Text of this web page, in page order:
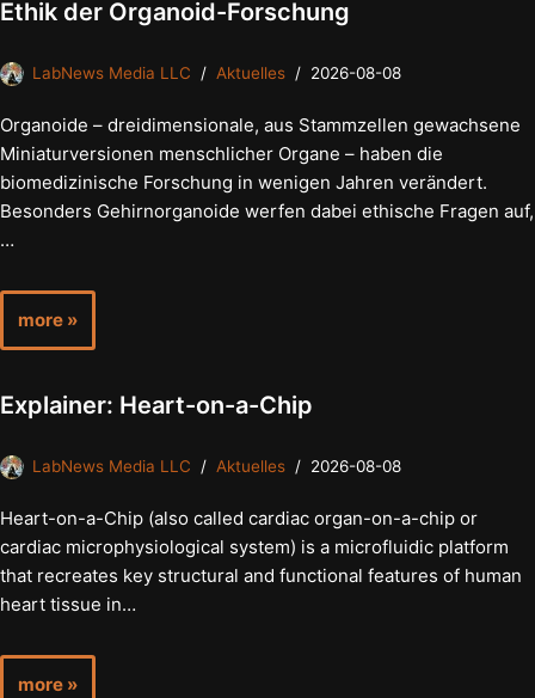
Ethik der Organoid-Forschung
LabNews Media LLC Aktuelles 2026-08-08
Organoide – dreidimensionale, aus Stammzellen gewachsene
Miniaturversionen menschlicher Organe – haben die
biomedizinische Forschung in wenigen Jahren verändert.
Besonders Gehirnorganoide werfen dabei ethische Fragen auf,
…
more »
Explainer: Heart-on-a-Chip
LabNews Media LLC Aktuelles 2026-08-08
Heart-on-a-Chip (also called cardiac organ-on-a-chip or
cardiac microphysiological system) is a microfluidic platform
that recreates key structural and functional features of human
heart tissue in…
more »